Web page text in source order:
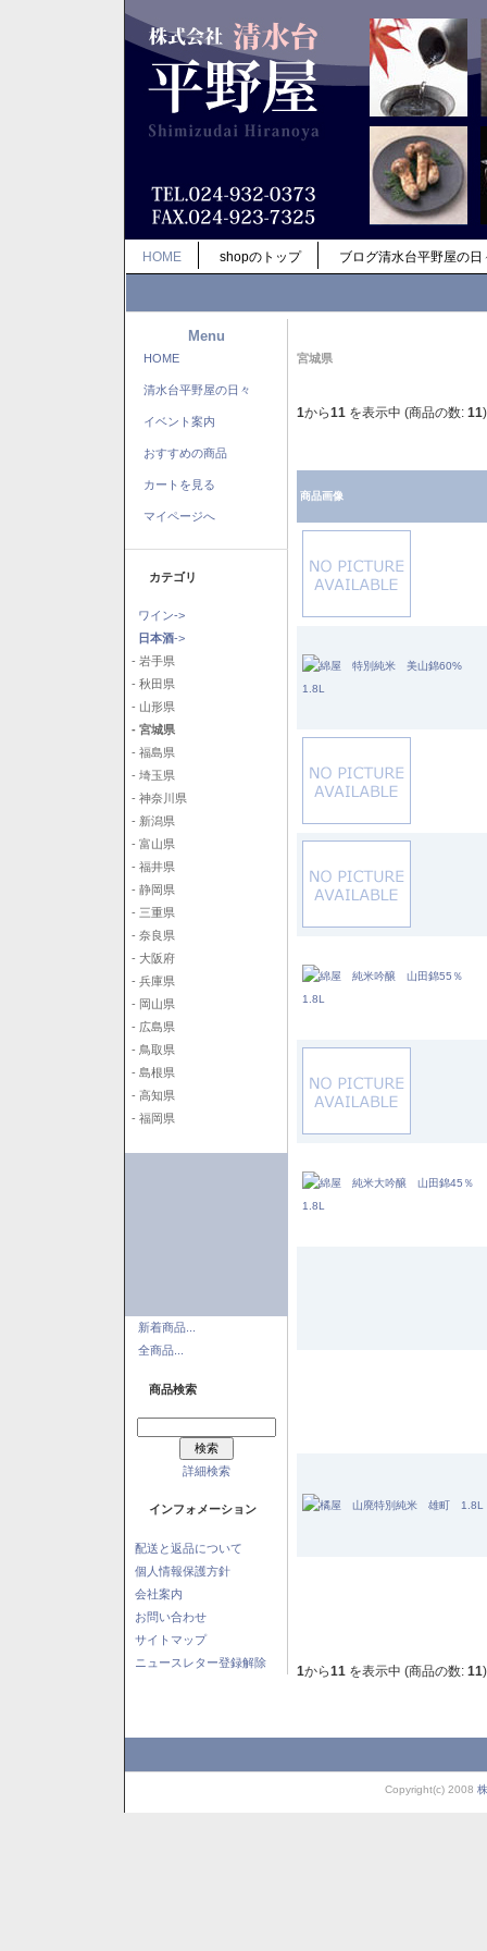
HOME shopのトップ ブログ清水台平野屋の日
Menu
HOME
清水台平野屋の日々
イベント案内
おすすめの商品
カートを見る
マイページへ
カテゴリ
ワイン->
日本酒->
- 岩手県
- 秋田県
- 山形県
- 宮城県
- 福島県
- 埼玉県
- 神奈川県
- 新潟県
- 富山県
- 福井県
- 静岡県
- 三重県
- 奈良県
- 大阪府
- 兵庫県
- 岡山県
- 広島県
- 鳥取県
- 島根県
- 高知県
- 福岡県
新着商品...
全商品...
商品検索
詳細検索
インフォメーション
配送と返品について
個人情報保護方針
会社案内
お問い合わせ
サイトマップ
ニュースレター登録解除
宮城県
1から11 を表示中 (商品の数: 11)
商品画像
1から11 を表示中 (商品の数: 11)
Copyright(c) 2008